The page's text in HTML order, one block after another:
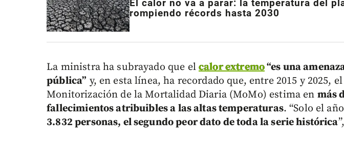
El calor no va a parar: la temperatura del
rompiendo récords hasta 2030
La ministra ha subrayado que el calor extremo“es una
pública” y, en esta línea, ha recordado que, entre 2015 y 2025,
Monitorización de la Mortalidad Diaria (MoMo) estima en más
fallecimientos atribuibles a las altas temperaturas. “Solo el
3.832 personas, el segundo peor dato de toda la serie histórica